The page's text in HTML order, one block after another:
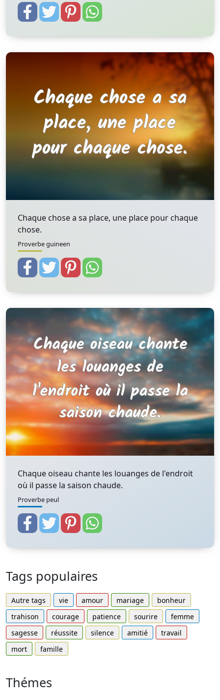
Chaque chose a sa place, une place pour chaque
chose.
Proverbe guineen
Chaque oiseau chante les louanges de l'endroit
où il passe la saison chaude.
Proverbe peul
Tags populaires
Autre tags vie amour mariage
bonheur
trahison
courage patience sourire
femme
sagesse
réussite silence amitié
travail
mort
famille
Thémes